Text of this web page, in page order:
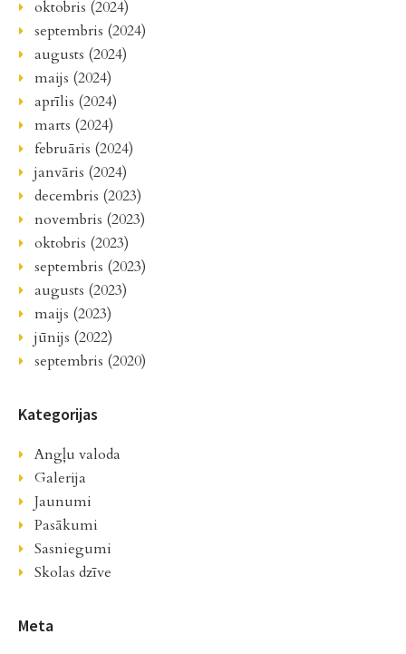
oktobris (2024)
septembris (2024)
augusts (2024)
maijs (2024)
aprīlis (2024)
marts (2024)
februāris (2024)
janvāris (2024)
decembris (2023)
novembris (2023)
oktobris (2023)
septembris (2023)
augusts (2023)
maijs (2023)
jūnijs (2022)
septembris (2020)
Kategorijas
Angļu valoda
Galerija
Jaunumi
Pasākumi
Sasniegumi
Skolas dzīve
Meta